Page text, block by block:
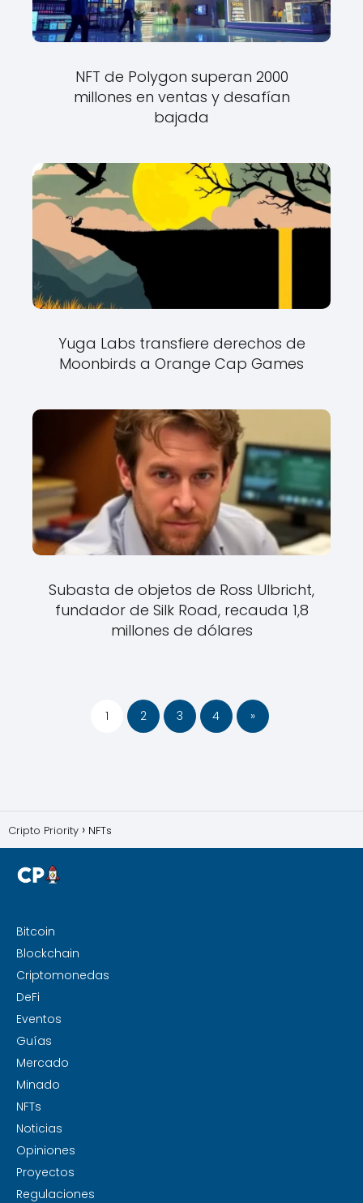
NFT de Polygon superan 2000
millones en ventas y desafían
bajada
Yuga Labs transfiere derechos de
Moonbirds a Orange Cap Games
Subasta de objetos de Ross Ulbricht,
fundador de Silk Road, recauda 1,8
millones de dólares
1 2 3 4 »
Cripto Priority NFTs
Bitcoin
Blockchain
Criptomonedas
DeFi
Eventos
Guías
Mercado
Minado
NFTs
Noticias
Opiniones
Proyectos
Regulaciones